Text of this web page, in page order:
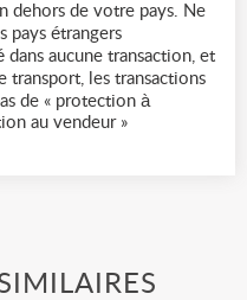
dehors de votre pays. Ne
pays étrangers
aucune transaction, et
transport, les transactions
de « protection à
au vendeur »